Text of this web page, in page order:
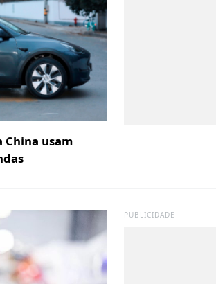
China usam
PUBLICIDADE